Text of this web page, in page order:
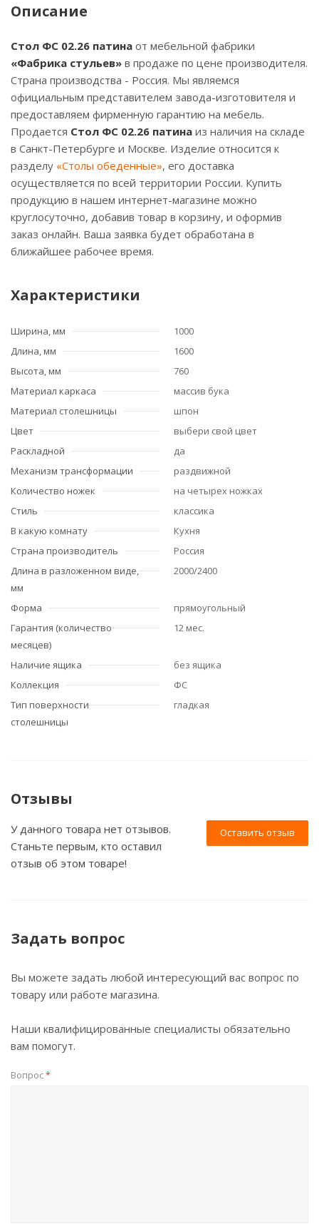
Описание
Стол ФС 02.26 патина от мебельной фабрики
«Фабрика стульев» в продаже по цене производителя.
Страна производства - Россия. Мы являемся
официальным представителем завода-изготовителя и
предоставляем фирменную гарантию на мебель.
Продается Стол ФС 02.26 патина из наличия на складе
в Санкт-Петербурге и Москве. Изделие относится к
разделу «Столы обеденные», его доставка
осуществляется по всей территории России. Купить
продукцию в нашем интернет-магазине можно
круглосуточно, добавив товар в корзину, и оформив
заказ онлайн. Ваша заявка будет обработана в
ближайшее рабочее время.
Характеристики
Ширина, мм
1000
Длина, мм
1600
Высота, мм
760
Материал каркаса
массив бука
Материал столешницы
шпон
Цвет
выбери свой цвет
Раскладной
да
Механизм трансформации
раздвижной
Количество ножек
на четырех ножках
Стиль
классика
В какую комнату
Кухня
Страна производитель
Россия
Длина в разложенном виде,
мм
2000/2400
Форма
прямоугольный
Гарантия (количество
месяцев)
12 мес.
Наличие ящика
без ящика
Коллекция
ФС
Тип поверхности
столешницы
гладкая
Отзывы
Оставить отзыв
У данного товара нет отзывов.
Станьте первым, кто оставил
отзыв об этом товаре!
Задать вопрос
Вы можете задать любой интересующий вас вопрос по
товару или работе магазина.
Наши квалифицированные специалисты обязательно
вам помогут.
Вопрос*